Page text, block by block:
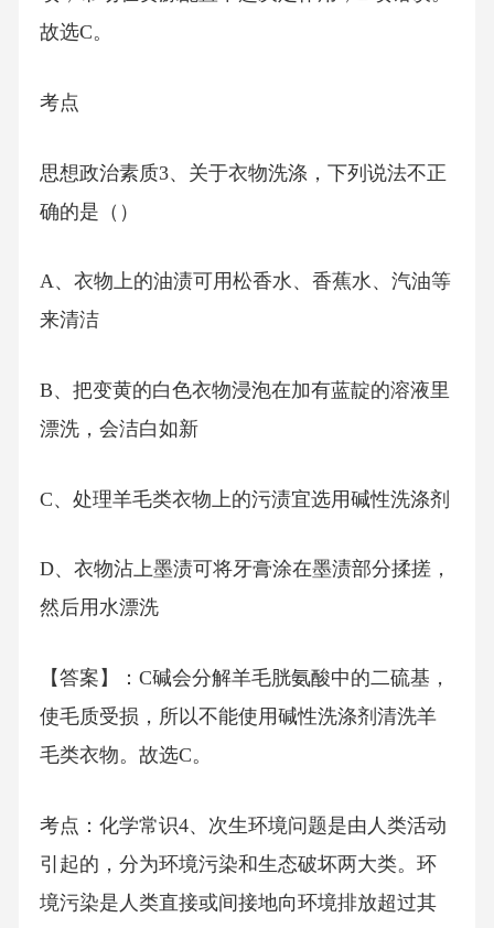
故选C。
考点
思想政治素质3、关于衣物洗涤，下列说法不正
确的是（）
A、衣物上的油渍可用松香水、香蕉水、汽油等
来清洁
B、把变黄的白色衣物浸泡在加有蓝靛的溶液里
漂洗，会洁白如新
C、处理羊毛类衣物上的污渍宜选用碱性洗涤剂
D、衣物沾上墨渍可将牙膏涂在墨渍部分揉搓，
然后用水漂洗
【答案】：C碱会分解羊毛胱氨酸中的二硫基，
使毛质受损，所以不能使用碱性洗涤剂清洗羊
毛类衣物。故选C。
考点：化学常识4、次生环境问题是由人类活动
引起的，分为环境污染和生态破坏两大类。环
境污染是人类直接或间接地向环境排放超过其